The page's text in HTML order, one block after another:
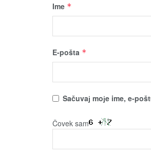
Ime *
E-pošta *
Sačuvaј moјe ime, e-
Čovek sam